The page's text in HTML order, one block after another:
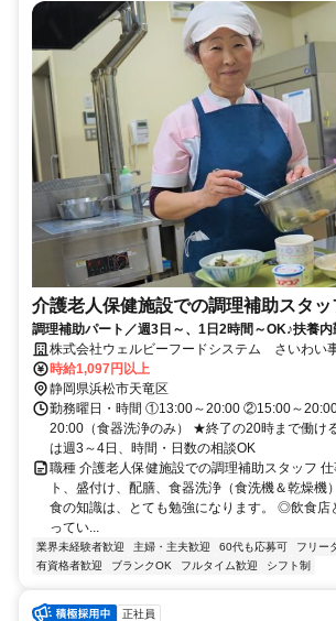
介護老人保健施設での調理補助スタッ
調理補助パート／週3日～、1日2時間～OK♪扶養
でも安心してスタートできる環境◎
株式会社ウェルビーフードシステム さいわい
時給1,097円以上
静岡県浜松市天竜区
勤務曜日・時間 ①13:00～20:00 ②15:00～
20:00（食器洗浄のみ） ★終了の20時まで働け
は週3～4日、時間・日数の相談OK
職種 介護老人保健施設での調理補助スタッフ
ト、盛付け、配膳、食器洗浄（食洗機＆乾燥
食の知識は、とても勉強になります。 ◎飲食店
ってい...
業界未経験者歓迎 主婦・主夫歓迎 60代も応募可 フリー
有資格者歓迎
ブランクOK フルタイム歓迎 シフト制
正社員